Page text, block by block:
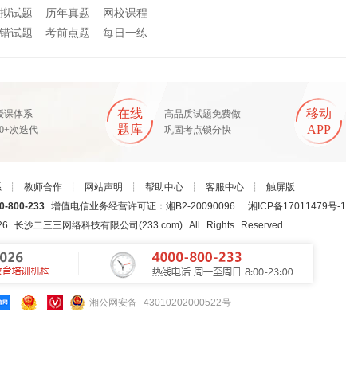
试题 历年真题
网校课程
试题 考前点题 每日一练
课体系
次迭代
在线
题库
高品质试题免费做
巩固考点锁分快
移动
APP
┊ 教师合作 ┊ 网站声明 ┊ 帮助中心 ┊ 客服中心 ┊ 触屏版
800-233增值电信业务经营许可证：湘B2-20090096 湘ICP备17011479号-1
长沙二三三网络科技有限公司(233.com) All Rights Reserved
湘公网安备 43010202000522号